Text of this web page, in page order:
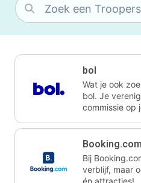
bol
Wat je ook
bol. Je
commissie op
Booking.com
Bij
verblijf, maar
én attracties!